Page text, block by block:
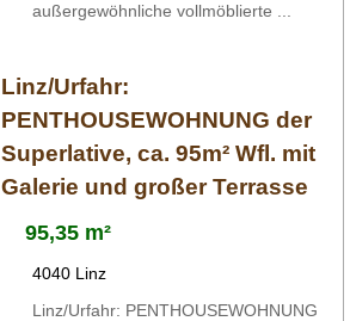
außergewöhnliche vollmöblierte ...
Linz/Urfahr:
PENTHOUSEWOHNUNG der
Superlative, ca. 95m² Wfl. mit
Galerie und großer Terrasse
95,35 m²
4040 Linz
Linz/Urfahr: PENTHOUSEWOHNUNG